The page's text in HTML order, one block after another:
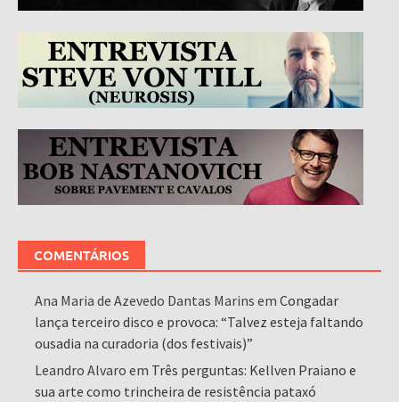
COMENTÁRIOS
Ana Maria de Azevedo Dantas Marins emCongadar
lança terceiro disco e provoca: “Talvez esteja faltando
ousadia na curadoria (dos festivais)”
Leandro Alvaro em Três perguntas: Kellven Praiano e
sua arte como trincheira de resistência pataxó